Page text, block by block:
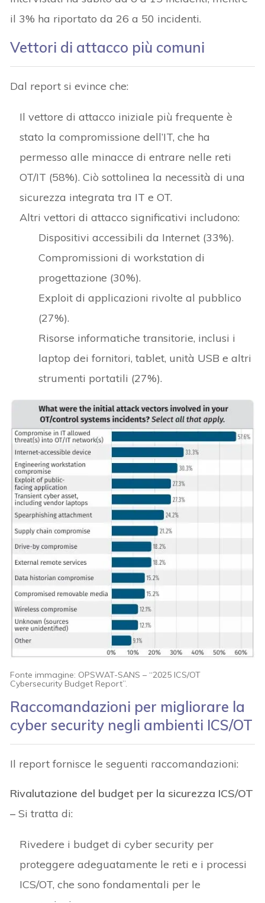
il 3% ha riportato da 26 a 50 incidenti.
Vettori di attacco più comuni
Dal report si evince che:
Il vettore di attacco iniziale più frequente è
stato la compromissione dell’IT, che ha
permesso alle minacce di entrare nelle reti
OT/IT (58%). Ciò sottolinea la necessità di una
sicurezza integrata tra IT e OT.
Altri vettori di attacco significativi includono:
Dispositivi accessibili da Internet (33%).
Compromissioni di workstation di
progettazione (30%).
Exploit di applicazioni rivolte al pubblico
(27%).
Risorse informatiche transitorie, inclusi i
laptop dei fornitori, tablet, unità USB e altri
strumenti portatili (27%).
Fonte immagine: OPSWAT-SANS – “2025 ICS/OT
Cybersecurity Budget Report”.
Raccomandazioni per migliorare la
cyber security negli ambienti ICS/OT
Il report fornisce le seguenti raccomandazioni:
Rivalutazione del budget per la sicurezza ICS/OT
–Si tratta di:
Rivedere i budget di cyber security per
proteggere adeguatamente le reti e i processi
ICS/OT, che sono fondamentali per le